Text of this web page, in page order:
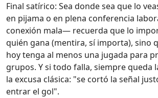
Final satírico: Sea donde sea que lo
en pijama o en plena conferencia
conexión mala— recuerda que lo
quién gana (mentira, sí importa), sino
hoy tenga al menos una jugada para
grupos. Y si todo falla, siempre queda
la excusa clásica: "se cortó la señal
entrar el gol".